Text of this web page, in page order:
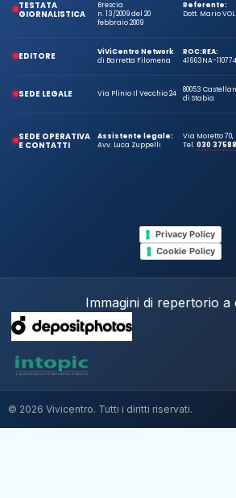
TESTATA
GIORNALISTICA
Brescia
n. 13/2009 del 20
febbraio 2009
Referente:
Dott. Mario
EDITORE
ViViCentro Network
di Barretta Filomena
ROC:
41663
REA:
NA-
SEDE LEGALE Via Plinio Il Vecchio 24
80053
di Stabia
SEDE OPERATIVA
E CONTATTI
Assistente legale:
Avv. Luca Zuppelli
Via Moretto 70,
Tel.030
Privacy Policy
Cookie Policy
Immagini di repertorio a
© 2026 Vivicentro. Tutti i diritti riservati.